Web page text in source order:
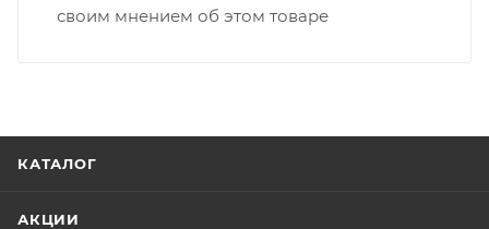
своим мнением об этом товаре
КАТАЛОГ
АКЦИИ